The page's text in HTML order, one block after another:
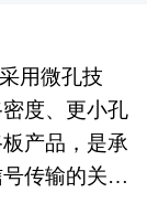
专业人才结
创新突破。
机器人技术
塑产业技术
开启。 展
产品方面提
门以及拟进
，对于研究
业的运营效
的双重意
用微孔技
度、更小孔
产品，是承
传输的关键